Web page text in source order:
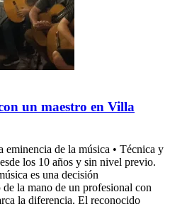
un maestro en Villa
eminencia de la música • Técnica y
los 10 años y sin nivel previo.
es una decisión
la mano de un profesional con
la diferencia. El reconocido